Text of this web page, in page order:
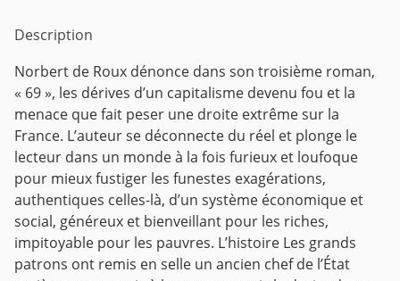
Description
Norbert de Roux dénonce dans son troisième roman,
« 69 », les dérives d’un capitalisme devenu fou et la
menace que fait peser une droite extrême sur la
France. L’auteur se déconnecte du réel et plonge le
lecteur dans un monde à la fois furieux et loufoque
pour mieux fustiger les funestes exagérations,
authentiques celles-là, d’un système économique et
social, généreux et bienveillant pour les riches,
impitoyable pour les pauvres. L’histoire Les grands
patrons ont remis en selle un ancien chef de l’État